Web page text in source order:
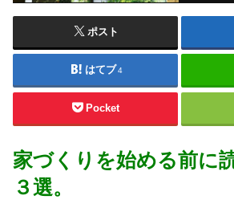
ポスト
はてブ4
Pocket
家づくりを始める前に
３選。